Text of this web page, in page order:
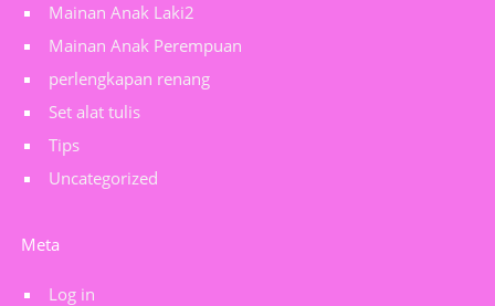
Mainan Anak Laki2
Mainan Anak Perempuan
perlengkapan renang
Set alat tulis
Tips
Uncategorized
Meta
Log in